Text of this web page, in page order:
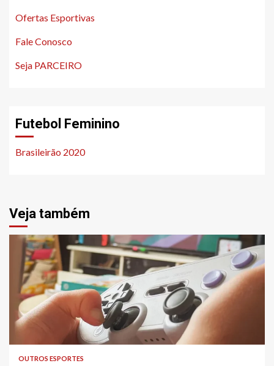
Ofertas Esportivas
Fale Conosco
Seja PARCEIRO
Futebol Feminino
Brasileirão 2020
Veja também
OUTROS ESPORTES